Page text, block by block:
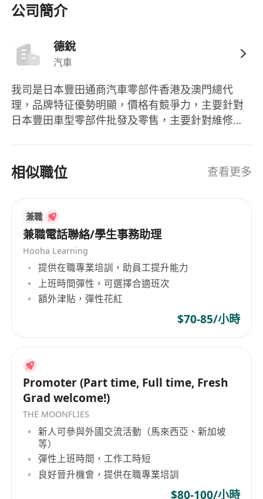
公司簡介
德銳
汽車
我司是日本豐田通商汽車零部件香港及澳門總代
理，品牌特征優勢明顯，價格有競爭力，主要針對
日本豐田車型零部件批發及零售，主要針對維修車
相似職位 查看更多
兼職
兼職電話聯絡/學生事務助理
Hooha Learning
提供在職專業培訓，助員工提升能力
上班時間彈性，可選擇合適班次
額外津貼，彈性花紅
$70-85/小時
Promoter (Part time, Full time, Fresh
Grad welcome!)
THE MOONFLIES
新人可參與外國交流活動（馬來西亞、新加坡
等）
彈性上班時間，工作工時短
良好晉升機會，提供在職專業培訓
$80-100/小時